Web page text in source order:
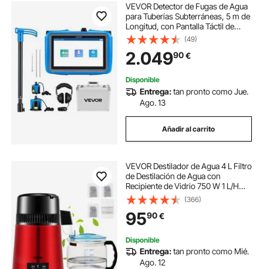
VEVOR Detector de Fugas de Agua
para Tuberías Subterráneas, 5 m de
Longitud, con Pantalla Táctil de
17,78 cm y 1-10 000 Hz, Sensor
Mediano y Grande, 3 Varillas de
Escucha, Auriculares y Estuche
(49)
2.04990€
Disponible
Entrega:tan pronto como Jue.
Ago. 13
Añadir al carrito
VEVOR Destilador de Agua 4 L Filtro
de Destilación de Agua con
Recipiente de Vidrio 750 W 1 L/H
Ajuste de Velocidad, Destilación
Filtro Purificador 3582 g de Acero
Inoxidable Temperatura Doble, Rojo
(366)
9590€
Disponible
Entrega:tan pronto como Mié.
Ago. 12